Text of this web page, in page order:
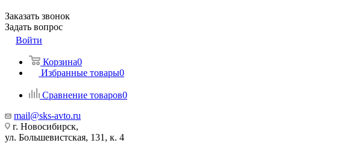
Заказать звонок
Задать вопрос
Войти
Корзина0
Избранные товары0
Сравнение товаров0
mail@sks-avto.ru
г. Новосибирск,
ул. Большевистская, 131, к. 4